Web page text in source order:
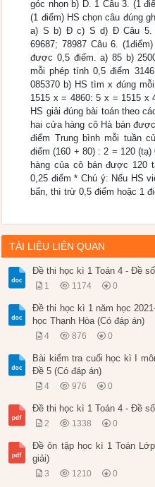
góc nhọn b) D. 1 Câu 3. (1
(1 điểm) HS chọn câu đúng
a) S b) Đ c) S d) Đ Câu 5.
69687; 78987 Câu 6.
được 0,5 điểm. a) 85 b)
mỗi phép tính 0,5 điểm
085370 b) HS tìm x đúng
1515 x = 4860: 5 x = 1515 x
HS giải đúng bài toán theo
hai cửa hàng cô Hà bán
điểm Trung bình mỗi tuần
điểm (160 + 80) : 2 = 120
hàng của cô bán được 120
0,25 điểm * Chú ý: Nếu HS
bẩn, thì trừ 0,5 điểm hoặc 1
TÀI LIỆU LIÊN QUAN
Đề thi học kì 1 Toán 4 - Đề
1 1174 0
Đề thi học kì 1 năm học
học Thạnh Hòa (Có đáp án)
4 876 0
Bài kiểm tra cuối học kì I
Đề 5 (Có đáp án)
4 976 0
Đề thi học kì 1 Toán 4 - Đề
2 1338 0
Đề ôn tập học kì 1 Toán
giải)
3 1210 0